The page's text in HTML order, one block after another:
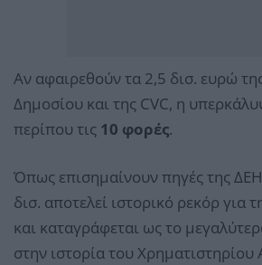
Αν αφαιρεθούν τα 2,5 δισ. ευρώ
Δημοσίου και της CVC, η
περίπου τις 10 φορές.
Όπως επισημαίνουν πηγές της
δισ. αποτελεί ιστορικό ρεκόρ για
και καταγράφεται ως το
στην ιστορία του